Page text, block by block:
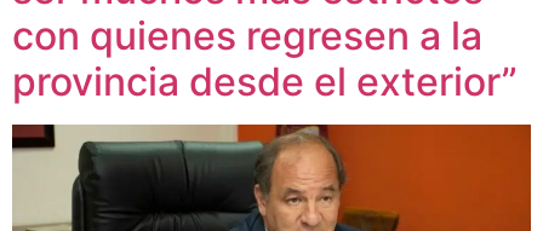
con quienes regresen a la
provincia desde el exterior”